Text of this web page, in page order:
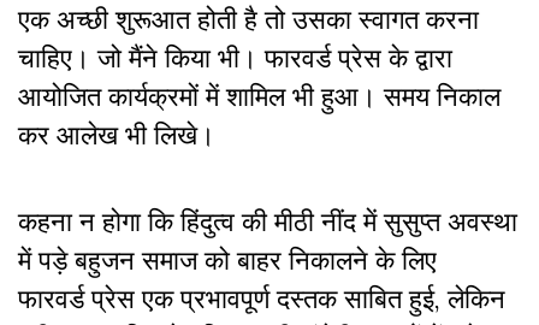
एक अच्छी शुरूआत होती है तो उसका स्वागत करना
चाहिए। जो मैंने किया भी। फारवर्ड प्रेस के द्वारा
आयोजित कार्यक्रमों में शामिल भी हुआ। समय निकाल
कर आलेख भी लिखे।
कहना न होगा कि हिंदुत्व की मीठी नींद में सुसुप्त अवस्था
में पड़े बहुजन समाज को बाहर निकालने के लिए
फारवर्ड प्रेस एक प्रभावपूर्ण दस्तक साबित हुई, लेकिन